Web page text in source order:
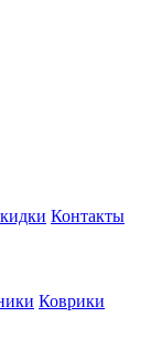
Контакты
Коврики